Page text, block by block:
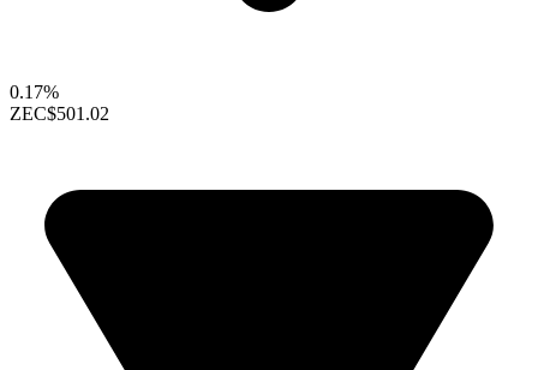
0.17%
ZEC$501.02